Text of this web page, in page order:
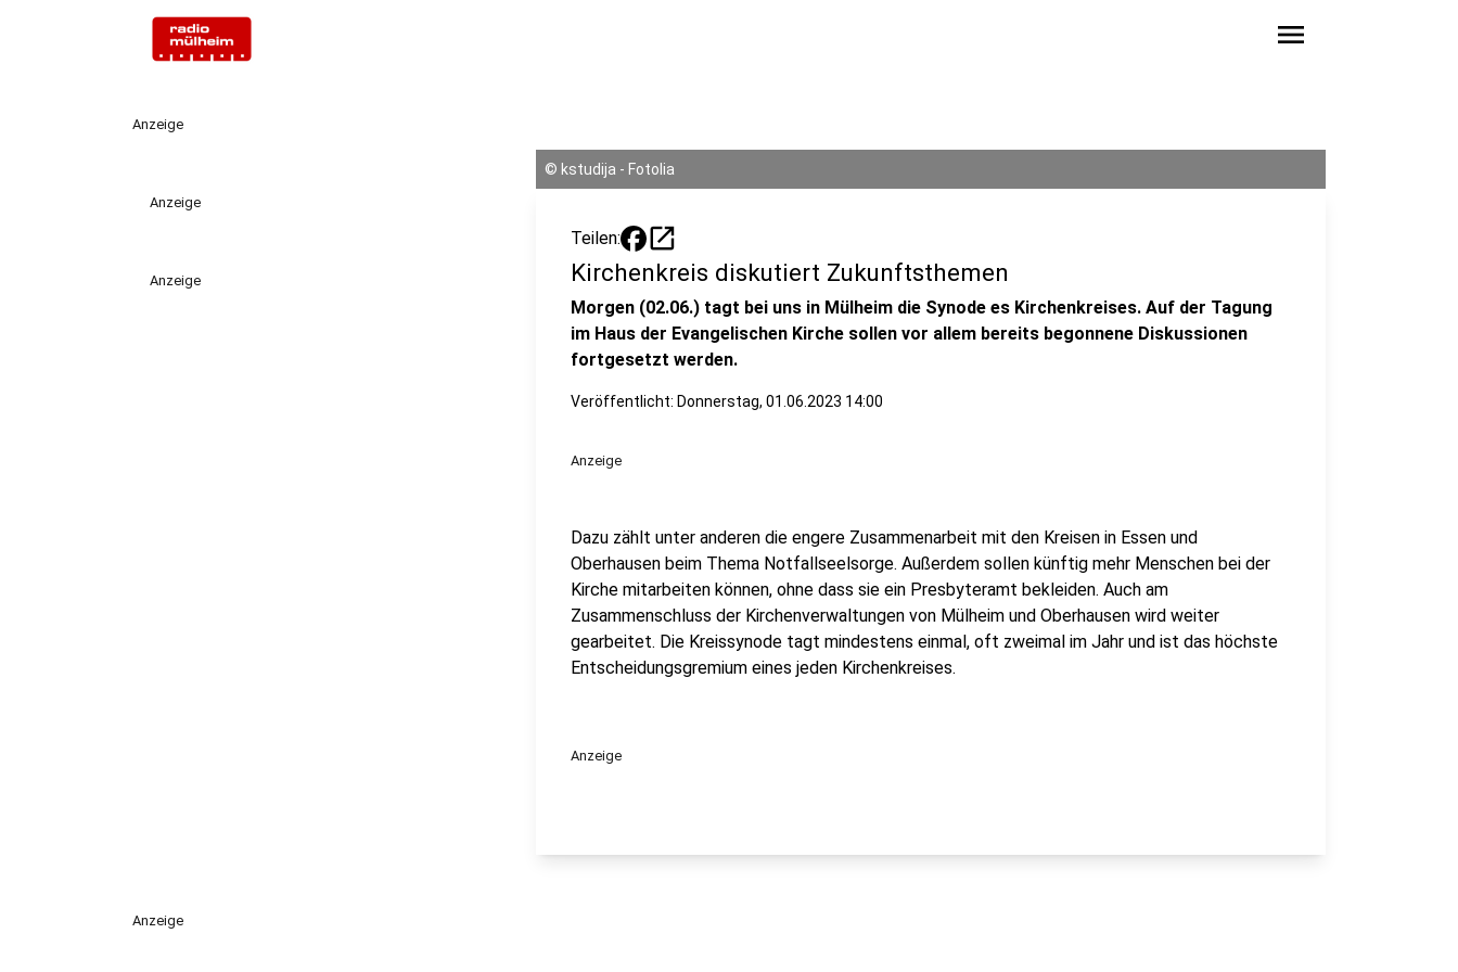
menu
Anzeige
Anzeige
Anzeige
© kstudija - Fotolia
Teilen: open_in_new
Kirchenkreis diskutiert Zukunftsthemen
Morgen (02.06.) tagt bei uns in Mülheim die Synode es Kirchenkreises. Auf der Tagung
im Haus der Evangelischen Kirche sollen vor allem bereits begonnene Diskussionen
fortgesetzt werden.
Veröffentlicht: Donnerstag, 01.06.2023 14:00
Anzeige
Dazu zählt unter anderen die engere Zusammenarbeit mit den Kreisen in Essen und
Oberhausen beim Thema Notfallseelsorge. Außerdem sollen künftig mehr Menschen bei der
Kirche mitarbeiten können, ohne dass sie ein Presbyteramt bekleiden. Auch am
Zusammenschluss der Kirchenverwaltungen von Mülheim und Oberhausen wird weiter
gearbeitet. Die Kreissynode tagt mindestens einmal, oft zweimal im Jahr und ist das höchste
Entscheidungsgremium eines jeden Kirchenkreises.
Anzeige
Anzeige